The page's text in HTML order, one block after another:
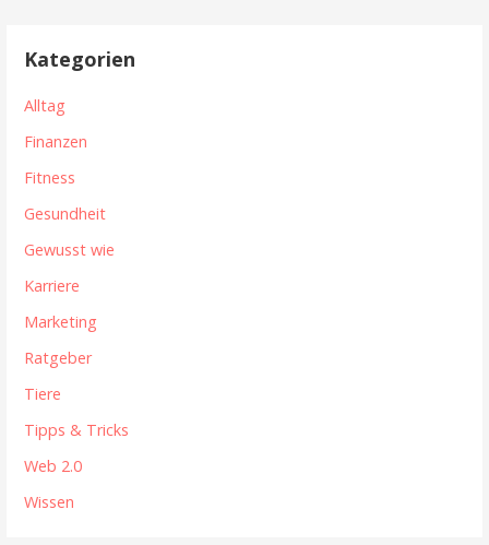
Kategorien
Alltag
Finanzen
Fitness
Gesundheit
Gewusst wie
Karriere
Marketing
Ratgeber
Tiere
Tipps & Tricks
Web 2.0
Wissen